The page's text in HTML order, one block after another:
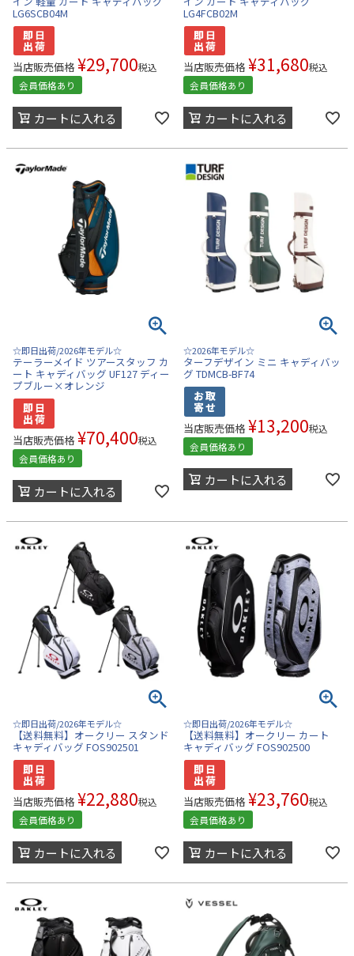
LG6SCB04M
当店販売価格 ¥29,700税込
会員価格あり
カートに入れる
LG4FCB02M
当店販売価格 ¥31,680税込
会員価格あり
カートに入れる
☆即日出荷/2026年モデル☆
テーラーメイド ツアースタッフ カ
ート キャディバッグ UF127 ディー
プブルー×オレンジ
当店販売価格 ¥70,400税込
会員価格あり
カートに入れる
☆2026年モデル☆
ターフデザイン ミニ キャディバッ
グ TDMCB-BF74
当店販売価格 ¥13,200税込
会員価格あり
カートに入れる
☆即日出荷/2026年モデル☆
【送料無料】オークリー スタンド
キャディバッグ FOS902501
当店販売価格 ¥22,880税込
会員価格あり
カートに入れる
☆即日出荷/2026年モデル☆
【送料無料】オークリー カート
キャディバッグ FOS902500
当店販売価格 ¥23,760税込
会員価格あり
カートに入れる